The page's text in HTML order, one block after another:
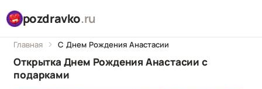
pozdravko.ru
Главная С Днем Рождения Анастасии
Открытка Днем Рождения Анастасии с
подарками